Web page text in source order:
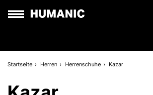
Startseite Herren Herrenschuhe Kazar